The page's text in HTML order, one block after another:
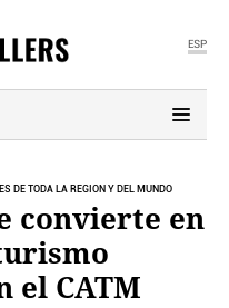
ESP
DE TODA LA REGIÓN Y DEL MUNDO
convierte en
el CATM